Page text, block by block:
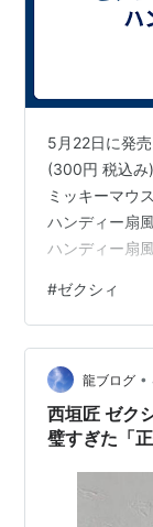
5月22日に発
(300円 税込み
ミッキーマウ
ハンディー扇
ハンディー扇
います。 持ち
とミッキーの
ンになってい
なアイテムに
るのでデスク
パクトなため
#ゼクシィ
龍ブログ •
西垣匠 ゼク
璧すぎた「正